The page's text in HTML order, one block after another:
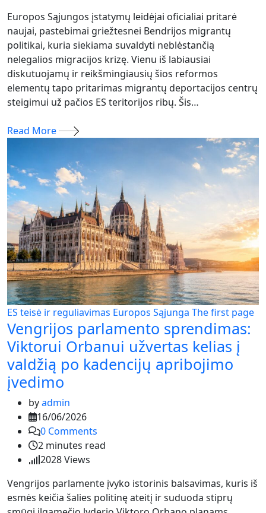
Europos Sąjungos įstatymų leidėjai oficialiai pritarė
naujai, pastebimai griežtesnei Bendrijos migrantų
politikai, kuria siekiama suvaldyti neblėstančią
nelegalios migracijos krizę. Vienu iš labiausiai
diskutuojamų ir reikšmingiausių šios reformos
elementų tapo pritarimas migrantų deportacijos centrų
steigimui už pačios ES teritorijos ribų. Šis…
Read More
ES teisė ir reguliavimas Europos Sąjunga The first page
Vengrijos parlamento sprendimas:
Viktorui Orbanui užvertas kelias į
valdžią po kadencijų apribojimo
įvedimo
byadmin
16/06/2026
0 Comments
2 minutes read
2028Views
Vengrijos parlamente įvyko istorinis balsavimas, kuris iš
esmės keičia šalies politinę ateitį ir suduoda stiprų